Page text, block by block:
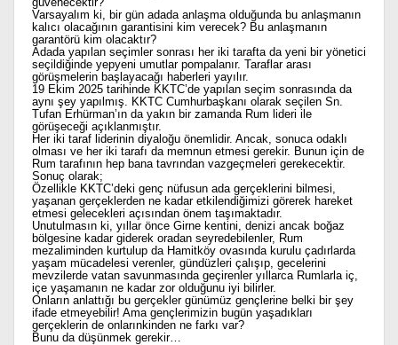
Varsayalım ki, bir gün adada anlaşma olduğunda bu anlaşmanın
kalıcı olacağının garantisini kim verecek? Bu anlaşmanın
garantörü kim olacaktır?
Adada yapılan seçimler sonrası her iki tarafta da yeni bir yönetici
seçildiğinde yepyeni umutlar pompalanır. Taraflar arası
görüşmelerin başlayacağı haberleri yayılır.
19 Ekim 2025 tarihinde KKTC’de yapılan seçim sonrasında da
aynı şey yapılmış. KKTC Cumhurbaşkanı olarak seçilen Sn.
Tufan Erhürman’ın da yakın bir zamanda Rum lideri ile
görüşeceği açıklanmıştır.
Her iki taraf liderinin diyaloğu önemlidir. Ancak, sonuca odaklı
olması ve her iki tarafı da memnun etmesi gerekir. Bunun için de
Rum tarafının hep bana tavrından vazgeçmeleri gerekecektir.
Sonuç olarak;
Özellikle KKTC’deki genç nüfusun ada gerçeklerini bilmesi,
yaşanan gerçeklerden ne kadar etkilendiğimizi görerek hareket
etmesi gelecekleri açısından önem taşımaktadır.
Unutulmasın ki, yıllar önce Girne kentini, denizi ancak boğaz
bölgesine kadar giderek oradan seyredebilenler, Rum
mezaliminden kurtulup da Hamitköy ovasında kurulu çadırlarda
yaşam mücadelesi verenler, gündüzleri çalışıp, gecelerini
mevzilerde vatan savunmasında geçirenler yıllarca Rumlarla iç,
içe yaşamanın ne kadar zor olduğunu iyi bilirler.
Onların anlattığı bu gerçekler günümüz gençlerine belki bir şey
ifade etmeyebilir! Ama gençlerimizin bugün yaşadıkları
gerçeklerin de onlarınkinden ne farkı var?
Bunu da düşünmek gerekir…